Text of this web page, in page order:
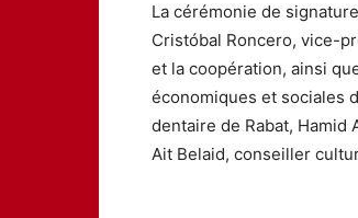
La cérémonie de
Cristóbal Roncero, vice-
et la coopération, ainsi
économiques et sociales
dentaire de Rabat, Hamid
Ait Belaid, conseiller